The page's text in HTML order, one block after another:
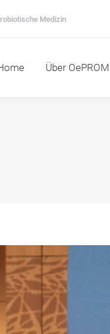
Medizin
Über OePROM
Über OePROM